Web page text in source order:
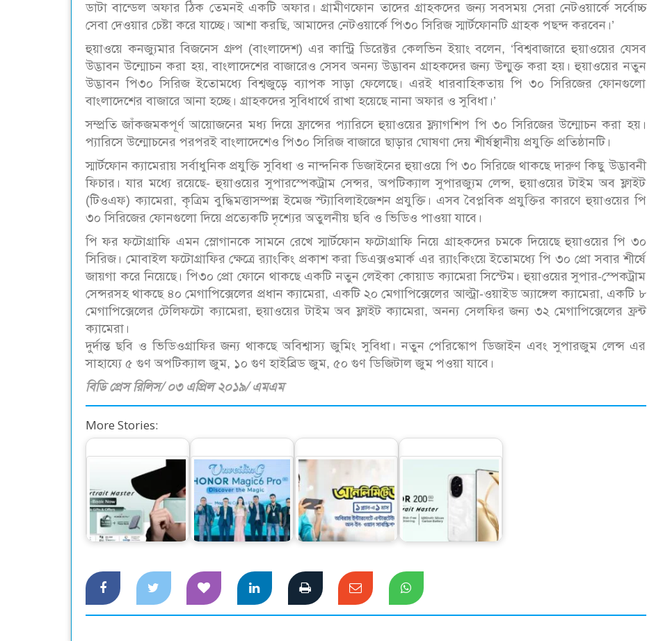
ডাটা বান্ডেল অফার ঠিক তেমনই একটি অফার। গ্রামীণফোন তাদের গ্রাহকদের জন্য সবসময় সেরা নেটওয়ার্কে সর্বোচ্চ
সেবা দেওয়ার চেষ্টা করে যাচ্ছে। আশা করছি, আমাদের নেটওয়ার্কে পি৩০ সিরিজ স্মার্টফোনটি গ্রাহক পছন্দ করবেন।’
হুয়াওয়ে কনজ্যুমার বিজনেস গ্রুপ (বাংলাদেশ) এর কান্ট্রি ডিরেক্টর কেলভিন ইয়াং বলেন, ‘বিশ্ববাজারে হুয়াওয়ের যেসব
উদ্ভাবন উন্মোচন করা হয়, বাংলাদেশের বাজারেও সেসব অনন্য উদ্ভাবন গ্রাহকদের জন্য উন্মুক্ত করা হয়। হুয়াওয়ের নতুন
উদ্ভাবন পি৩০ সিরিজ ইতোমধ্যে বিশ্বজুড়ে ব্যাপক সাড়া ফেলেছে। এরই ধারবাহিকতায় পি ৩০ সিরিজের ফোনগুলো
বাংলাদেশের বাজারে আনা হচ্ছে। গ্রাহকদের সুবিধার্থে রাখা হয়েছে নানা অফার ও সুবিধা।’
সম্প্রতি জাঁকজমকপূর্ণ আয়োজনের মধ্য দিয়ে ফ্রান্সের প্যারিসে হুয়াওয়ের ফ্ল্যাগশিপ পি ৩০ সিরিজের উন্মোচন করা হয়।
প্যারিসে উন্মোচনের পরপরই বাংলাদেশেও পি৩০ সিরিজ বাজারে ছাড়ার ঘোষণা দেয় শীর্ষস্থানীয় প্রযুক্তি প্রতিষ্ঠানটি।
স্মার্টফোন ক্যামেরায় সর্বাধুনিক প্রযুক্তি সুবিধা ও নান্দনিক ডিজাইনের হুয়াওয়ে পি ৩০ সিরিজে থাকছে দারুণ কিছু উদ্ভাবনী
ফিচার। যার মধ্যে রয়েছে- হুয়াওয়ের সুপারস্পেকট্রাম সেন্সর, অপটিক্যাল সুপারজ্যুম লেন্স, হুয়াওয়ের টাইম অব ফ্লাইট
(টিওএফ) ক্যামেরা, কৃত্রিম বুদ্ধিমত্তাসম্পন্ন ইমেজ স্ট্যাবিলাইজেশন প্রযুক্তি। এসব বৈপ্লবিক প্রযুক্তির কারণে হুয়াওয়ের পি
৩০ সিরিজের ফোনগুলো দিয়ে প্রত্যেকটি দৃশ্যের অতুলনীয় ছবি ও ভিডিও পাওয়া যাবে।
পি ফর ফটোগ্রাফি এমন স্লোগানকে সামনে রেখে স্মার্টফোন ফটোগ্রাফি নিয়ে গ্রাহকদের চমকে দিয়েছে হুয়াওয়ের পি ৩০
সিরিজ। মোবাইল ফটোগ্রাফির ক্ষেত্রে র‌্যাংকিং প্রকাশ করা ডিএক্সওমার্ক এর র‌্যাংকিংয়ে ইতোমধ্যে পি ৩০ প্রো সবার শীর্ষে
জায়গা করে নিয়েছে। পি৩০ প্রো ফোনে থাকছে একটি নতুন লেইকা কোয়াড ক্যামেরা সিস্টেম। হুয়াওয়ের সুপার-স্পেকট্রাম
সেন্সরসহ থাকছে ৪০ মেগাপিক্সেলের প্রধান ক্যামেরা, একটি ২০ মেগাপিক্সেলের আল্ট্রা-ওয়াইড অ্যাঙ্গেল ক্যামেরা, একটি ৮
মেগাপিক্সেলের টেলিফটো ক্যামেরা, হুয়াওয়ের টাইম অব ফ্লাইট ক্যামেরা, অনন্য সেলফির জন্য ৩২ মেগাপিক্সেলের ফ্রন্ট
ক্যামেরা।
দুর্দান্ত ছবি ও ভিডিওগ্রাফির জন্য থাকছে অবিশ্বাস্য জুমিং সুবিধা। নতুন পেরিস্কোপ ডিজাইন এবং সুপারজুম লেন্স এর
সাহায্যে ৫ গুণ অপটিক্যাল জুম, ১০ গুণ হাইব্রিড জুম, ৫০ গুণ ডিজিটাল জুম পওয়া যাবে।
বিডি প্রেস রিলিস/ ০৩ এপ্রিল ২০১৯/ এমএম
More Stories:
অনার ২০০ এবং ২০০
প্রো প্রি-বুকিংয়ে দুর্দান্ত
অফার
দেশের বাজারে বিশ্বের
নাম্বার ওয়ান স্মার্টফোন
অনার…
গ্রামীণফোন নিয়ে এলো
সহজ সব প্ল্যান
বাজার মাতাতে অনার
নিয়ে আসছে এআই
পোট্রেইট মাস্টার…